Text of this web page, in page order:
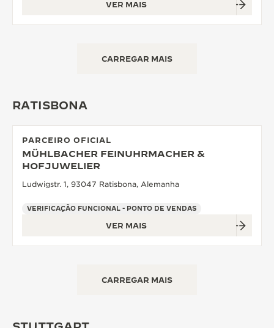
VER MAIS
CARREGAR MAIS
RATISBONA
PARCEIRO OFICIAL
MÜHLBACHER FEINUHRMACHER &
HOFJUWELIER
Ludwigstr. 1, 93047 Ratisbona, Alemanha
VERIFICAÇÃO FUNCIONAL - PONTO DE VENDAS
VER MAIS
CARREGAR MAIS